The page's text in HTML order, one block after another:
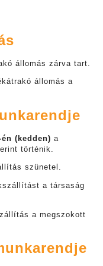
állomás zárva tart.
állomás a
(kedden) a
történik.
szünetel.
a társaság
a megszokott